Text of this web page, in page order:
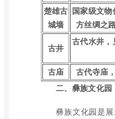
楚雄古
城墙
国家级文
方丝绸之
古井
古代水井，
古庙
古代寺庙
二、彝族文化园
彝族文化园是